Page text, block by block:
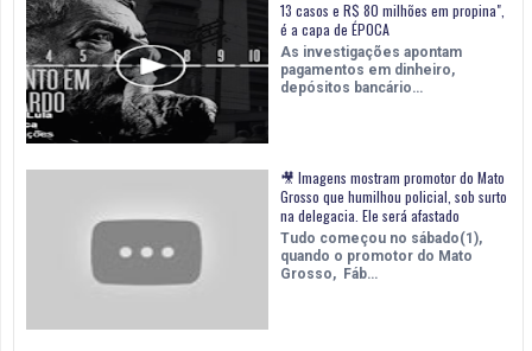
13 casos e R$ 80 milhões em propina",
é a capa de ÉPOCA
As investigações apontam
pagamentos em dinheiro,
depósitos bancário…
🎥 Imagens mostram promotor do Mato
Grosso que humilhou policial, sob surto
na delegacia. Ele será afastado
Tudo começou no sábado(1),
quando o promotor do Mato
Grosso, Fáb…